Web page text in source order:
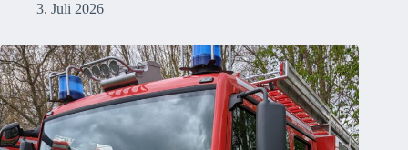
3. Juli 2026